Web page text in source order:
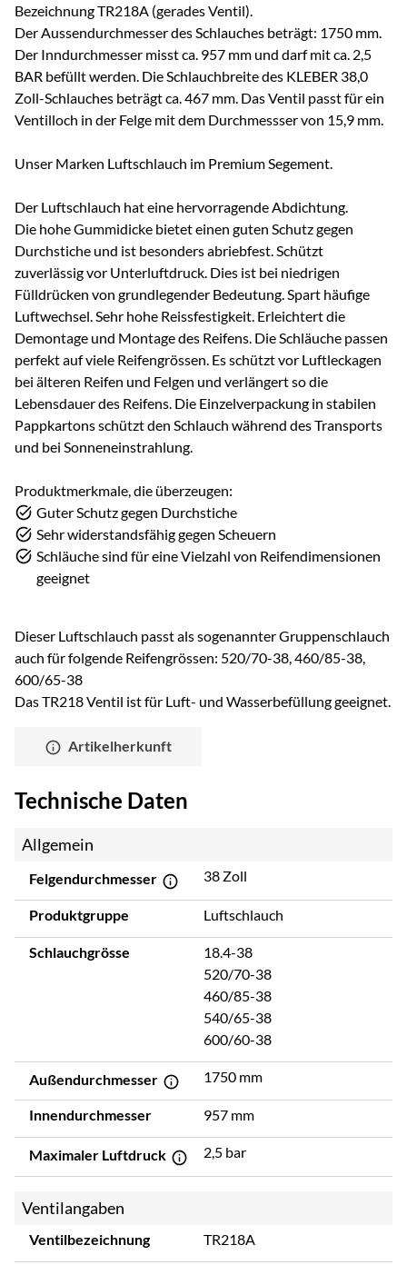
Bezeichnung TR218A (gerades Ventil).
Der Aussendurchmesser des Schlauches beträgt: 1750 mm.
Der Inndurchmesser misst ca. 957 mm und darf mit ca. 2,5
BAR befüllt werden. Die Schlauchbreite des KLEBER 38,0
Zoll-Schlauches beträgt ca. 467 mm. Das Ventil passt für ein
Ventilloch in der Felge mit dem Durchmessser von 15,9 mm.
Unser Marken Luftschlauch im Premium Segement.
Der Luftschlauch hat eine hervorragende Abdichtung.
Die hohe Gummidicke bietet einen guten Schutz gegen
Durchstiche und ist besonders abriebfest. Schützt
zuverlässig vor Unterluftdruck. Dies ist bei niedrigen
Fülldrücken von grundlegender Bedeutung. Spart häufige
Luftwechsel. Sehr hohe Reissfestigkeit. Erleichtert die
Demontage und Montage des Reifens. Die Schläuche passen
perfekt auf viele Reifengrössen. Es schützt vor Luftleckagen
bei älteren Reifen und Felgen und verlängert so die
Lebensdauer des Reifens. Die Einzelverpackung in stabilen
Pappkartons schützt den Schlauch während des Transports
und bei Sonneneinstrahlung.
Produktmerkmale, die überzeugen:
Guter Schutz gegen Durchstiche
Sehr widerstandsfähig gegen Scheuern
Schläuche sind für eine Vielzahl von Reifendimensionen
geeignet
Dieser Luftschlauch passt als sogenannter Gruppenschlauch
auch für folgende Reifengrössen: 520/70-38, 460/85-38,
600/65-38
Das TR218 Ventil ist für Luft- und Wasserbefüllung geeignet.
Artikelherkunft
Technische Daten
Allgemein
Felgendurchmesser 38 Zoll
Produktgruppe Luftschlauch
Schlauchgrösse
18.4-38
520/70-38
460/85-38
540/65-38
600/60-38
Außendurchmesser 1750 mm
Innendurchmesser 957 mm
Maximaler Luftdruck 2,5 bar
Ventilangaben
Ventilbezeichnung TR218A